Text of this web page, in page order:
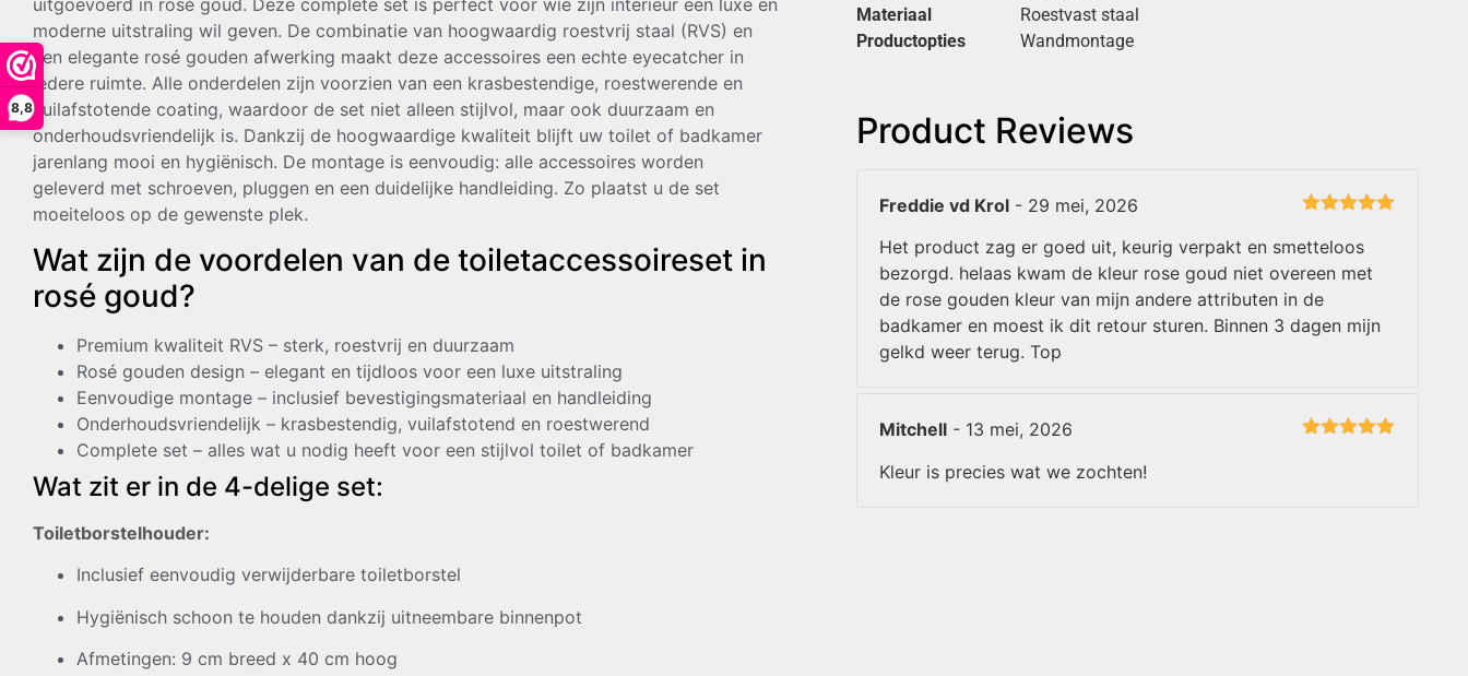
8,8
moderne uitstraling wil geven. De combinatie van hoogwaardig roestvrij staal (RVS) en
een elegante rosé gouden afwerking maakt deze accessoires een echte eyecatcher in
iedere ruimte. Alle onderdelen zijn voorzien van een krasbestendige, roestwerende en
vuilafstotende coating, waardoor de set niet alleen stijlvol, maar ook duurzaam en
onderhoudsvriendelijk is. Dankzij de hoogwaardige kwaliteit blijft uw toilet of badkamer
jarenlang mooi en hygiënisch. De montage is eenvoudig: alle accessoires worden
geleverd met schroeven, pluggen en een duidelijke handleiding. Zo plaatst u de set
moeiteloos op de gewenste plek.
Wat zijn de voordelen van de toiletaccessoireset in
rosé goud?
Premium kwaliteit RVS – sterk, roestvrij en duurzaam
Rosé gouden design – elegant en tijdloos voor een luxe uitstraling
Eenvoudige montage – inclusief bevestigingsmateriaal en handleiding
Onderhoudsvriendelijk – krasbestendig, vuilafstotend en roestwerend
Complete set – alles wat u nodig heeft voor een stijlvol toilet of badkamer
Wat zit er in de 4-delige set:
Toiletborstelhouder:
Inclusief eenvoudig verwijderbare toiletborstel
Hygiënisch schoon te houden dankzij uitneembare binnenpot
Afmetingen: 9 cm breed x 40 cm hoog
Materiaal
Roestvast staal
Productopties
Wandmontage
Product Reviews
5uit 5
Freddie vd Krol- 29 mei, 2026
Het product zag er goed uit, keurig verpakt en smetteloos
bezorgd. helaas kwam de kleur rose goud niet overeen met
de rose gouden kleur van mijn andere attributen in de
badkamer en moest ik dit retour sturen. Binnen 3 dagen mijn
gelkd weer terug. Top
Mitchell- 13 mei, 2026
Kleur is precies wat we zochten!